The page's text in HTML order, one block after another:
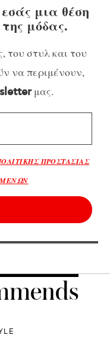
μια θέση
μόδας.
του στυλ και του
να περιμένουν,
μας.
ΠΡΟΣΤΑΣΙΑΣ